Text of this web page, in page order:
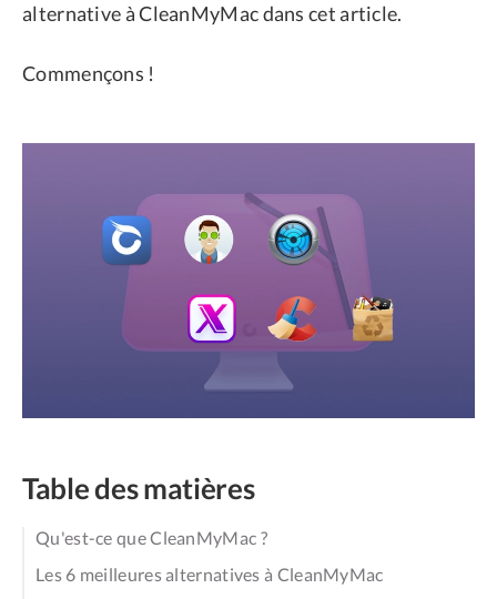
alternative à CleanMyMac dans cet article.
Commençons !
Table des matières
Qu'est-ce que CleanMyMac ?
Les 6 meilleures alternatives à CleanMyMac